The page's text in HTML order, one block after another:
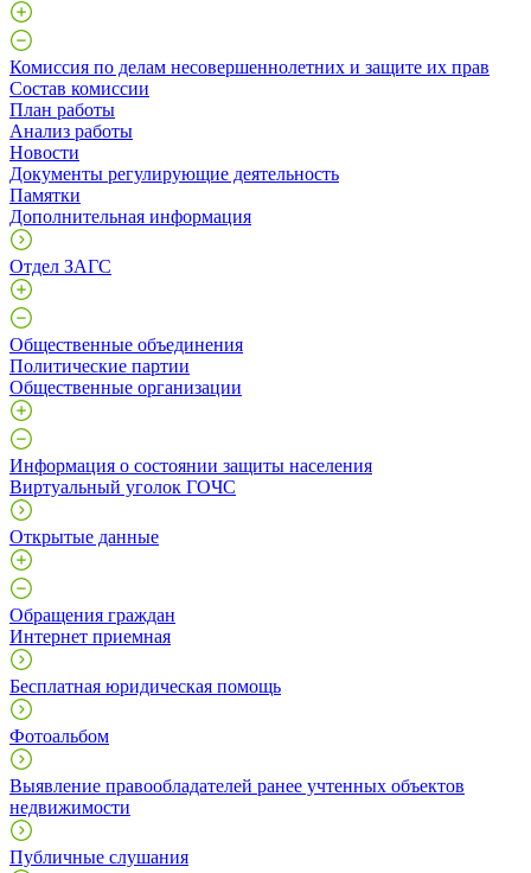
Комиссия по делам несовершеннолетних и защите их прав
Состав комиссии
План работы
Анализ работы
Новости
Документы регулирующие деятельность
Памятки
Дополнительная информация
Отдел ЗАГС
Общественные объединения
Политические партии
Общественные организации
Информация о состоянии защиты населения
Виртуальный уголок ГОЧС
Открытые данные
Обращения граждан
Интернет приемная
Бесплатная юридическая помощь
Фотоальбом
Выявление правообладателей ранее учтенных объектов
недвижимости
Публичные слушания